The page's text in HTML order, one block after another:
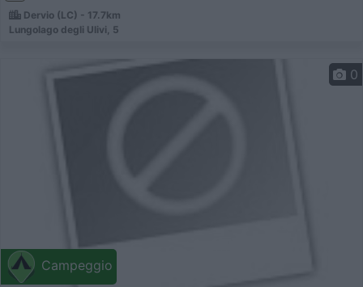
Dervio (LC) - 17.7km
Lungolago degli Ulivi, 5
Campeggio
0